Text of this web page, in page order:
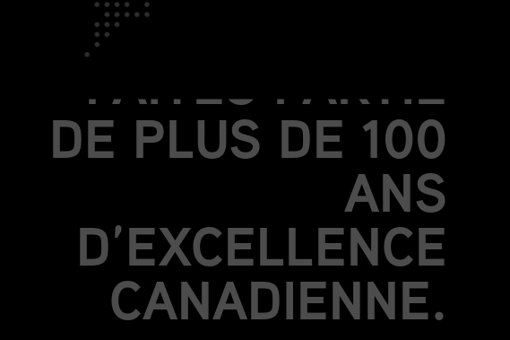
FAITES PARTIE
DE PLUS DE 100
ANS
D’EXCELLENCE
CANADIENNE.